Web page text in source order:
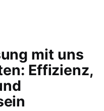
mit uns
Effizienz,